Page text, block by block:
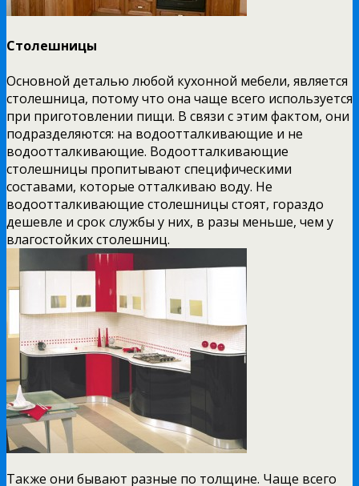
Столешницы
Основной деталью любой кухонной мебели, является
столешница, потому что она чаще всего используется
при приготовлении пищи. В связи с этим фактом, они
подразделяются: на водоотталкивающие и не
водоотталкивающие. Водоотталкивающие
столешницы пропитывают специфическими
составами, которые отталкиваю воду. Не
водоотталкивающие столешницы стоят, гораздо
дешевле и срок службы у них, в разы меньше, чем у
влагостойких столешниц.
Также они бывают разные по толщине. Чаще всего